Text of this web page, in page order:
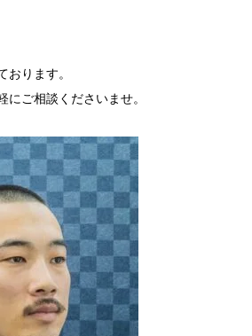
おります。
にご相談くださいませ。